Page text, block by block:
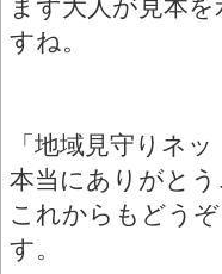
まず大人が見本
すね。
「地域見守りネ
本当にありがと
これからもどう
す。